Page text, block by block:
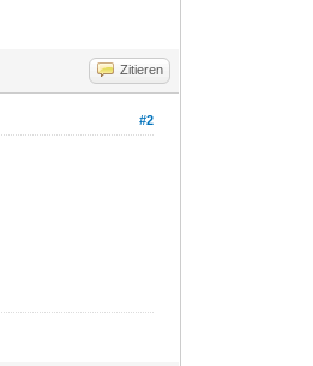
Zitieren
#2